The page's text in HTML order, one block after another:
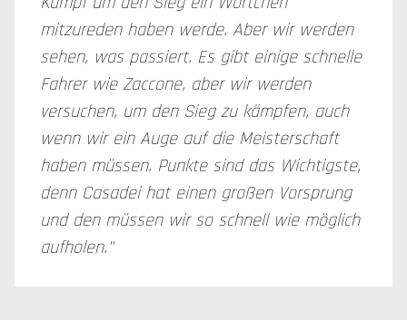
mitzureden haben werde. Aber wir werden
sehen, was passiert. Es gibt einige schnelle
Fahrer wie Zaccone, aber wir werden
versuchen, um den Sieg zu kämpfen, auch
wenn wir ein Auge auf die Meisterschaft
haben müssen. Punkte sind das Wichtigste,
denn Casadei hat einen großen Vorsprung
und den müssen wir so schnell wie möglich
aufholen."